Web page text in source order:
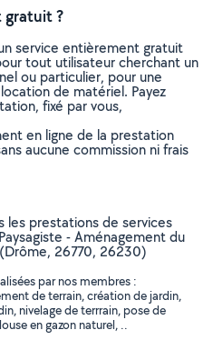
gratuit ?
service entièrement gratuit
tout utilisateur cherchant un
ou particulier, pour une
de matériel. Payez
fixé par vous,
en ligne de la prestation
aucune commission ni frais
les prestations de services
- Aménagement du
26770, 26230)
par nos membres :
de terrain, création de jardin,
nivelage de terrrain, pose de
en gazon naturel, ..